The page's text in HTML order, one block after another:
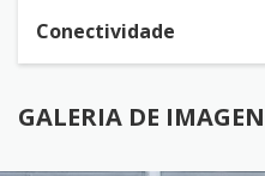
Conectividade
GALERIA DE